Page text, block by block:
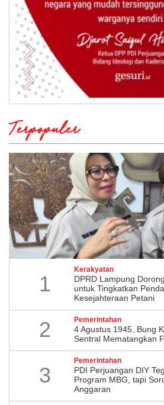
Terpopuler
1
Kerakyatan
DPRD Lampung
untuk Tingkatkan
Kesejahteraan Petani
2 Pemerintahan
4 Agustus 1945, Bung
Sentral Mematangkan
3
Pemerintahan
PDI Perjuangan DIY
Program MBG, tapi
Anggaran